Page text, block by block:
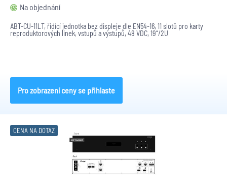
Na objednání
ABT-CU-11LT, řidící jednotka bez displeje dle EN54-16, 11 slotů pro karty
reproduktorových linek, vstupů a výstupů, 48 VDC, 19“/2U
Pro zobrazení ceny se přihlaste
CENA NA DOTAZ